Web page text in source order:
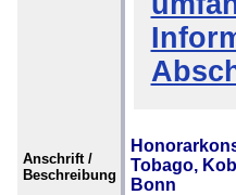
Anschrift /
Beschreibung
Tobago,
Bonn